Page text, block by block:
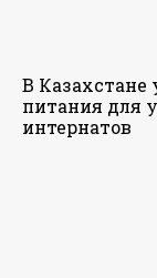
В
питания для
интернатов